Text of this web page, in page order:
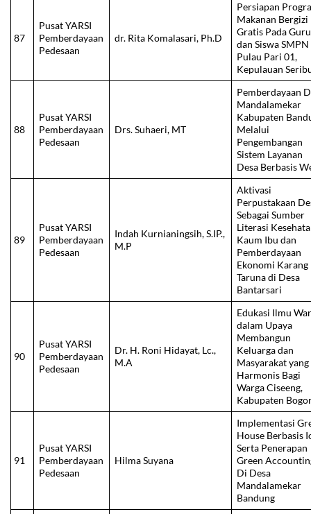
87
Pusat YARSI
Pemberdayaan
Pedesaan
dr. Rita Komalasari, Ph.D
Persiapan
Makanan Bergizi
Gratis Pada Guru
dan Siswa SMPN
Pulau Pari 01,
Kepulauan
88
Pusat YARSI
Pemberdayaan
Pedesaan
Drs. Suhaeri, MT
Pemberdayaan
Mandalamekar
Kabupaten
Melalui
Pengembangan
Sistem Layanan
Desa Berbasis
89
Pusat YARSI
Pemberdayaan
Pedesaan
Indah Kurnianingsih, S.IP.,
M.P
Aktivasi
Perpustakaan
Sebagai Sumber
Literasi
Kaum Ibu dan
Pemberdayaan
Ekonomi Karang
Taruna di Desa
Bantarsari
90
Pusat YARSI
Pemberdayaan
Pedesaan
Dr. H. Roni Hidayat, Lc.,
M.A
Edukasi Ilmu
dalam Upaya
Membangun
Keluarga dan
Masyarakat yang
Harmonis Bagi
Warga Ciseeng,
Kabupaten
91
Pusat YARSI
Pemberdayaan
Pedesaan
Hilma Suyana
Implementasi
House Berbasis
Serta Penerapan
Green
Di Desa
Mandalamekar
Bandung